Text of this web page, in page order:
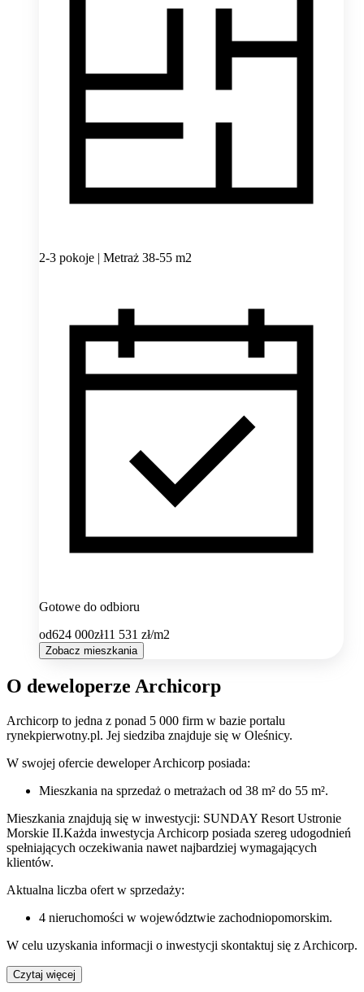
2-3 pokoje | Metraż 38-55 m2
Gotowe do odbioru
od624 000zł11 531 zł/m2
Zobacz mieszkania
O deweloperze Archicorp
Archicorp to jedna z ponad 5 000 firm w bazie portalu
rynekpierwotny.pl. Jej siedziba znajduje się w Oleśnicy.
W swojej ofercie deweloper Archicorp posiada:
Mieszkania na sprzedaż o metrażach od 38 m² do 55 m².
Mieszkania znajdują się w inwestycji: SUNDAY Resort Ustronie
Morskie II.Każda inwestycja Archicorp posiada szereg udogodnień
spełniających oczekiwania nawet najbardziej wymagających
klientów.
Aktualna liczba ofert w sprzedaży:
4 nieruchomości w województwie zachodniopomorskim.
W celu uzyskania informacji o inwestycji skontaktuj się z Archicorp.
Czytaj więcej